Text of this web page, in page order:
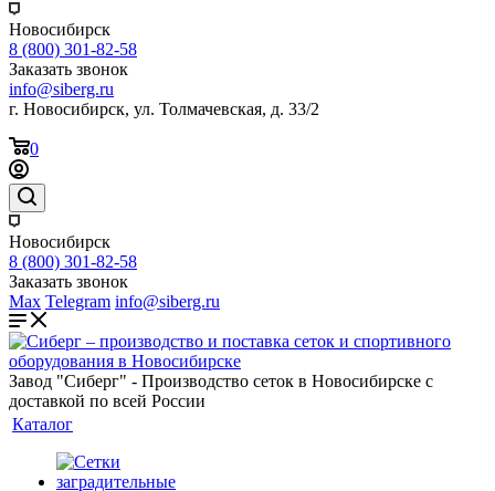
Новосибирск
8 (800) 301-82-58
Заказать звонок
info@siberg.ru
г. Новосибирск, ул. Толмачевская, д. 33/2
0
Новосибирск
8 (800) 301-82-58
Заказать звонок
Max Telegram info@siberg.ru
Завод "Сиберг" - Производство сеток в Новосибирске с
доставкой по всей России
Каталог